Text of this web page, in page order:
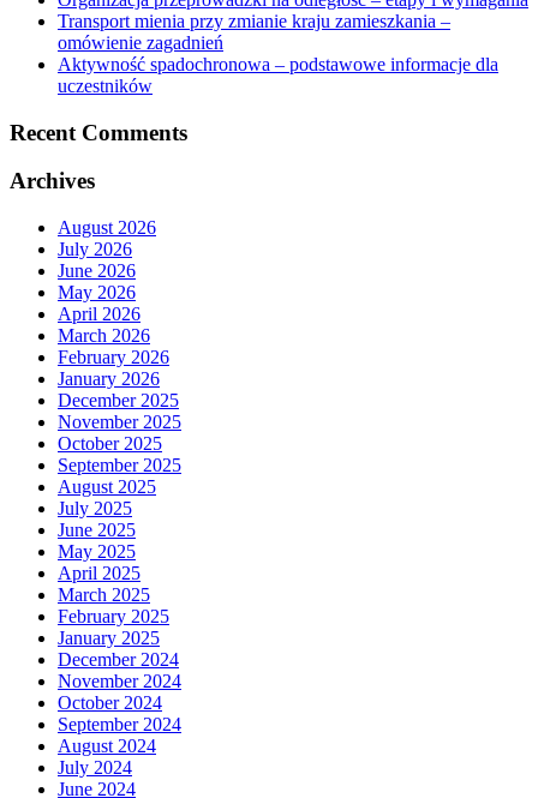
Transport mienia przy zmianie kraju zamieszkania –
omówienie zagadnień
Aktywność spadochronowa – podstawowe informacje dla
uczestników
Recent Comments
Archives
August 2026
July 2026
June 2026
May 2026
April 2026
March 2026
February 2026
January 2026
December 2025
November 2025
October 2025
September 2025
August 2025
July 2025
June 2025
May 2025
April 2025
March 2025
February 2025
January 2025
December 2024
November 2024
October 2024
September 2024
August 2024
July 2024
June 2024